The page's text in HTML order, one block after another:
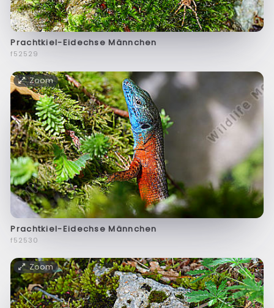
Prachtkiel-Eidechse Männchen
f52529
Zoom
Prachtkiel-Eidechse Männchen
f52530
Zoom